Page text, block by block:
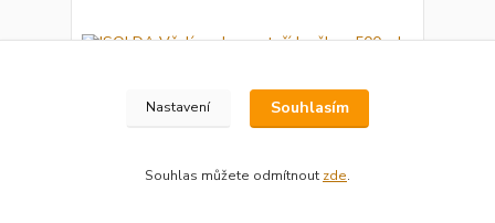
Nastavení Souhlasím
Souhlas můžete odmítnout zde.